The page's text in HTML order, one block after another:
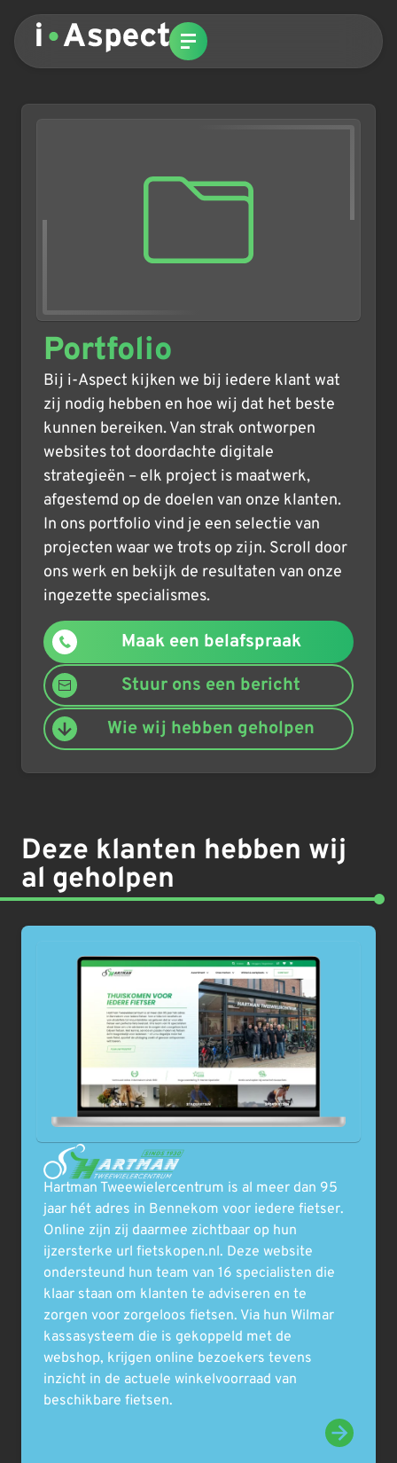
Portfolio
Bij i-Aspect kijken we bij iedere klant wat
zij nodig hebben en hoe wij dat het beste
kunnen bereiken. Van strak ontworpen
websites tot doordachte digitale
strategieën – elk project is maatwerk,
afgestemd op de doelen van onze klanten.
In ons portfolio vind je een selectie van
projecten waar we trots op zijn. Scroll door
ons werk en bekijk de resultaten van onze
ingezette specialismes.
Maak een belafspraak
Stuur ons een bericht
Wie wij hebben geholpen
Deze klanten hebben wij
al geholpen
Hartman Tweewielercentrum is al meer dan 95
jaar hét adres in Bennekom voor iedere fietser.
Online zijn zij daarmee zichtbaar op hun
ijzersterke url fietskopen.nl. Deze website
ondersteund hun team van 16 specialisten die
klaar staan om klanten te adviseren en te
zorgen voor zorgeloos fietsen. Via hun Wilmar
kassasysteem die is gekoppeld met de
webshop, krijgen online bezoekers tevens
inzicht in de actuele winkelvoorraad van
beschikbare fietsen.